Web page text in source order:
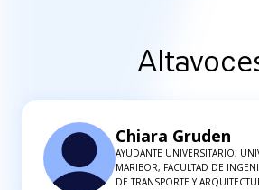
Chiara Gruden
AYUDANTE UNIVERSITARIO,
MARIBOR, FACULTAD DE
DE TRANSPORTE Y